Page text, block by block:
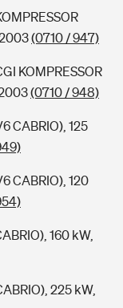
(0710 / 947)
KOMPRESSOR
(0710 / 948)
CABRIO), 125
CABRIO), 120
160 kW,
225 kW,